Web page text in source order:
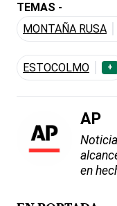
TEMAS -
MONTAÑA RUSA
ESTOCOLMO +
AP
en